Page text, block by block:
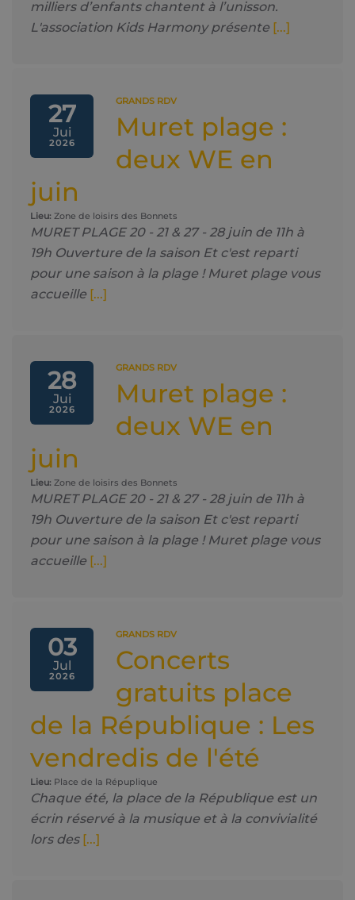
milliers d’enfants chantent à l’unisson.
L'association Kids Harmony présente [...]
27
Jui
2026
GRANDS RDV
Muret plage :
deux WE en
juin
Lieu: Zone de loisirs des Bonnets
MURET PLAGE 20 - 21 & 27 - 28 juin de 11h à
19h Ouverture de la saison Et c'est reparti
pour une saison à la plage ! Muret plage vous
accueille [...]
28
Jui
2026
GRANDS RDV
Muret plage :
deux WE en
juin
Lieu: Zone de loisirs des Bonnets
MURET PLAGE 20 - 21 & 27 - 28 juin de 11h à
19h Ouverture de la saison Et c'est reparti
pour une saison à la plage ! Muret plage vous
accueille [...]
03
Jul
2026
GRANDS RDV
Concerts
gratuits place
de la République : Les
vendredis de l'été
Lieu: Place de la Répuplique
Chaque été, la place de la République est un
écrin réservé à la musique et à la convivialité
lors des [...]